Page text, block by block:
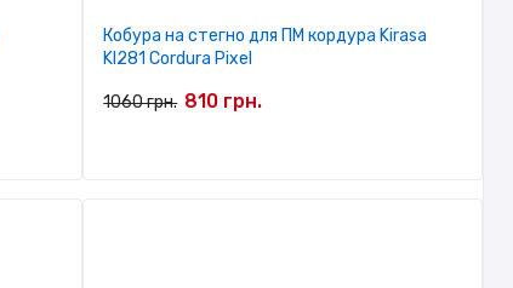
Кобура на стегно для ПМ кордура Kirasa
KI281 Cordura Pixel
1060 грн. 810 грн.